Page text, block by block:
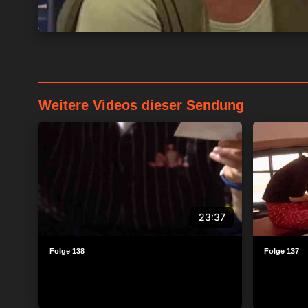
Weitere Videos dieser Sendung
23:37
Folge 138 Folge 137